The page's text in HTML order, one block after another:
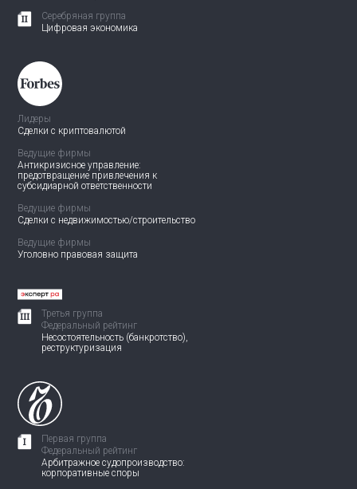
Серебряная группа
Цифровая экономика
Лидеры
Сделки с криптовалютой
Ведущие фирмы
Антикризисное управление:
предотвращение привлечения к
субсидиарной ответственности
Ведущие фирмы
Сделки с недвижимостью/строительство
Ведущие фирмы
Уголовно правовая защита
Третья группа
Федеральный рейтинг
Несостоятельность (банкротство),
реструктуризация
Первая группа
Федеральный рейтинг
Арбитражное судопроизводство:
корпоративные споры